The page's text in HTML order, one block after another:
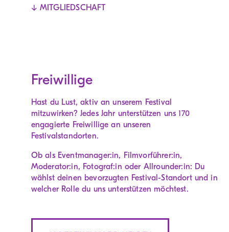
↓ MITGLIEDSCHAFT
Freiwillige
Hast du Lust, aktiv an unserem Festival
mitzuwirken? Jedes Jahr unterstützen uns 170
engagierte Freiwillige an unseren
Festivalstandorten.
Ob als Eventmanager:in, Filmvorführer:in,
Moderator:in, Fotograf:in oder Allrounder:in: Du
wählst deinen bevorzugten Festival-Standort und in
welcher Rolle du uns unterstützen möchtest.